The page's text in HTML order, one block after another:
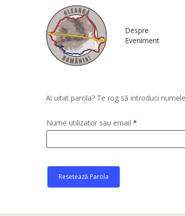
Despre
Eveniment
Ai uitat parola? Te rog să introduci
Nume utilizator sau email *
Resetează Parola